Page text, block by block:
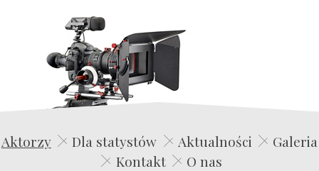
Edwin Film Agencja Aktorska
Aktorzy Dla statystów Aktualności
Galeria
Kontakt
O nas